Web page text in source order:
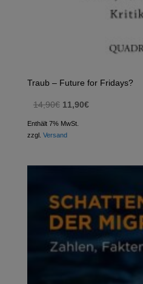
Traub – Future for Fridays?
14,90€ Ursprünglicher
war:
11,90€Aktueller
Enthält 7% MwSt.
zzgl. Versand